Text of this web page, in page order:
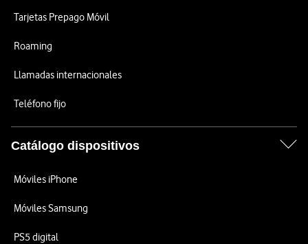
Tarjetas Prepago Móvil
Roaming
Llamadas internacionales
Teléfono fijo
Catálogo dispositivos
Móviles iPhone
Móviles Samsung
PS5 digital